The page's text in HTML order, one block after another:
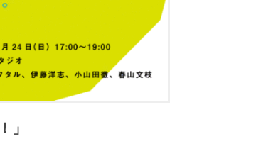
」